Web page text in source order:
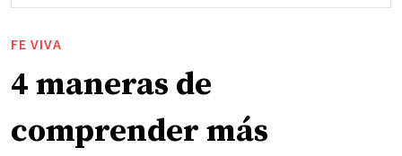
FE VIVA
4 maneras de
comprender más